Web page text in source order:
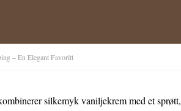
– En Elegant Favoritt
silkemyk vaniljekrem med et sprøtt,